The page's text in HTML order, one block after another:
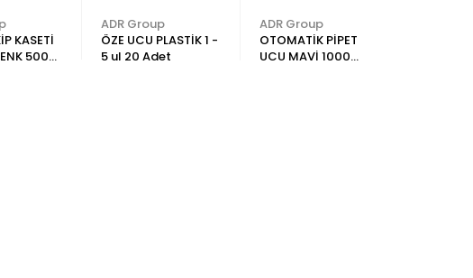
KASETİ
500
ADR Group
ÖZE UCU PLASTİK 1 -
5 ul 20 Adet
ADR Group
OTOMATİK PİPET
UCU MAVİ 1000